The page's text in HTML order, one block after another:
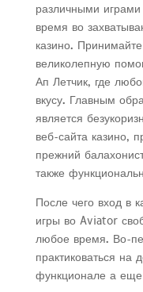
различными
время во
казино.
великолепную
Ап Летчик, где
вкусу. Главным
является
веб-сайта казино,
прежний
также
После чего вход в
игры во Aviator
любое время. Во-
практиковаться
функционале а